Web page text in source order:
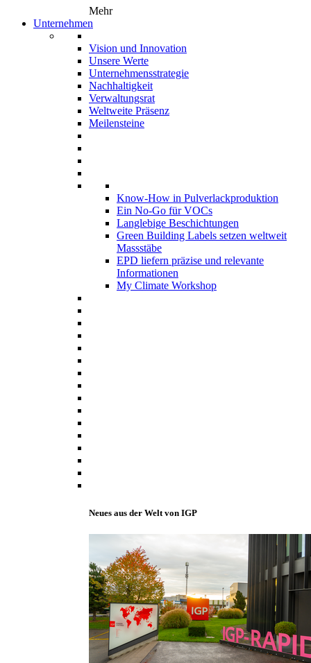
Mehr
Unternehmen
Vision und Innovation
Unsere Werte
Unternehmensstrategie
Nachhaltigkeit
Verwaltungsrat
Weltweite Präsenz
Meilensteine
Know-How in Pulverlackproduktion
Ein No-Go für VOCs
Langlebige Beschichtungen
Green Building Labels setzen weltweit
Massstäbe
EPD liefern präzise und relevante
Informationen
My Climate Workshop
Neues aus der Welt von IGP